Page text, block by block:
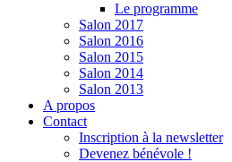
Le programme
Salon 2017
Salon 2016
Salon 2015
Salon 2014
Salon 2013
A propos
Contact
Inscription à la newsletter
Devenez bénévole !